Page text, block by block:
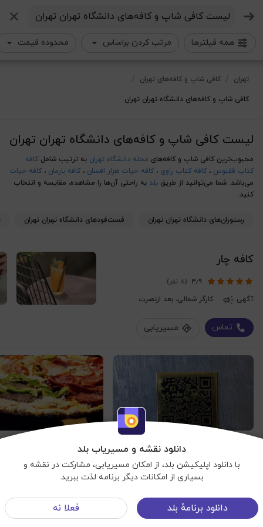
دانلود نقشه و مسیریاب بلد
با دانلود اپلیکیشن بلد، از امکان مسیریابی، مشارکت در نقشه و
بسیاری از امکانات دیگر برنامه لذت ببرید.
دانلود برنامهٔ بلد فعلا نه
تهران کافی شاپ و کافه‌های تهران
کافی شاپ و کافه‌های دانشگاه تهران تهران
لیست کافی شاپ و کافه‌های دانشگاه تهران تهران
محبوب‌ترین کافی شاپ و کافه‌های محله دانشگاه تهران به ترتیب شامل کافه
کتاب ققنوس ، کافه کتاب راوی ، کافه حیات هزار افسان ، کافه بارمان ، کافه حیات
می‌باشد. شما می‌توانید از طریق بلد به راحتی آن‌ها را مشاهده، مقایسه و انتخاب
کنید.
رستوران‌های دانشگاه تهران تهران فست‌فود‌های دانشگاه تهران تهران
کافه چار
۴٫۹ (8 نفر)
آگهی
کارگر شمالی، بعد ازنصرت
تماس مسیریابی
۴٫۱ (38 نفر)
تهران، خیابان انقلاب، خیابان فلسطین، تقاطع خ نایبی
مناسب برای تولد
نمایش نقشه
جستجو
همه فیلترها
مرتب کردن براساس محدوده قیمت
منوی سایت
©Balad ©OpenStreetMap شرایط استفاده